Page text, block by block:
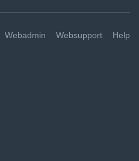
Webadmin Websupport Help